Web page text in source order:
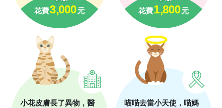
花費3,000元 花費1,800元
小花皮膚長了異物，醫
喵喵去當小天使，喵媽